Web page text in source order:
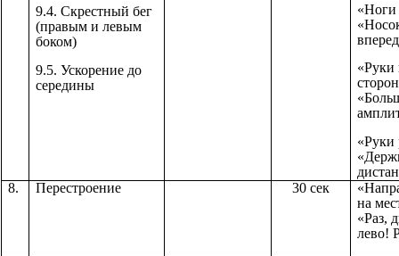
9.4. Скрестный бег
(правым и левым
боком)
9.5. Ускорение до
середины
«Руки
«Руки
8.
Перестроение 30 сек
на
«Раз,
лево!